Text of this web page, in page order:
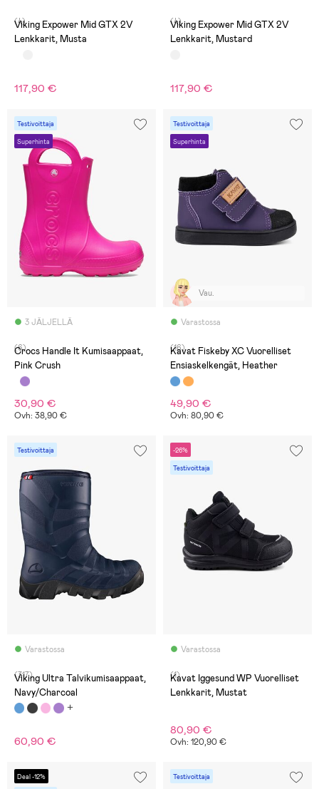
(4)
Viking Expower Mid GTX 2V
Lenkkarit, Musta
117,90 €
(4)
Viking Expower Mid GTX 2V
Lenkkarit, Mustard
117,90 €
Testivoittaja
Superhinta
3 JÄLJELLÄ
(6)
Crocs Handle It Kumisaappaat,
Pink Crush
30,90 €
Ovh: 38,90 €
Testivoittaja
Superhinta
Varastossa
Vau.
(16)
Kavat Fiskeby XC Vuorelliset
Ensiaskelkengät, Heather
49,90 €
Ovh: 80,90 €
Testivoittaja
Varastossa
(317)
Viking Ultra Talvikumisaappaat,
Navy/Charcoal
60,90 €
-26%
Testivoittaja
Varastossa
(1)
Kavat Iggesund WP Vuorelliset
Lenkkarit, Mustat
80,90 €
Ovh: 120,90 €
Deal -12% Testivoittaja